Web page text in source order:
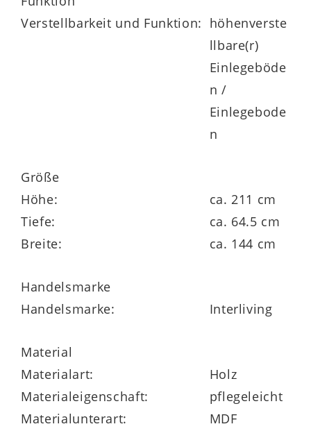
geräuscharm öffnen und schließen.
Optional ist der Spiegel auch auf der
Die Maße des erstklassig verarbeiteten
65 cm
Bei der Interliving Jugendzimmer Serie
1701 handelt es sich um ein hochwertiges,
Wohnmöbelprogramm, das sogar
Sonderanfertigungen ermöglicht.
Die Serie trägt das Goldene M und bietet 5
Verstellbarkeit und Funktion: höhenverste
llbare(r)
Einlegeböde
n /
Einlegebode
n
Größe
Höhe:
ca. 211 cm
Tiefe:
ca. 64.5 cm
Breite:
ca. 144 cm
Handelsmarke
Handelsmarke:
Interliving
Material
Materialart:
Holz
Materialeigenschaft:
pflegeleicht
Materialunterart:
MDF